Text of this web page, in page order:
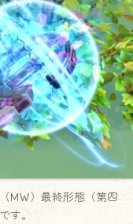
MW）最終形態（第四
す。